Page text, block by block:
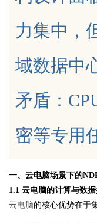
uz
力集中，
域数据中
矛盾：
密等专用
一、云电脑场景下的
1.1 云电脑的计算与数
云电脑的核心优势在于